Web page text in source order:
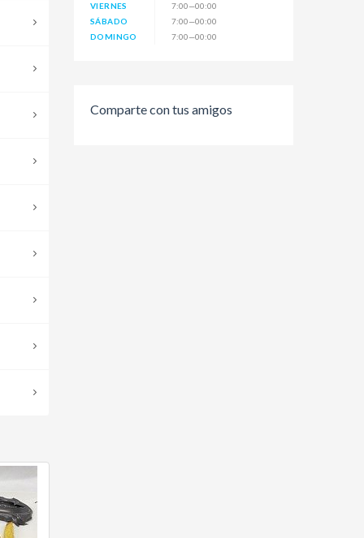
VIERNES
7:00—00:00
SÁBADO
7:00—00:00
DOMINGO
7:00—00:00
Comparte con tus amigos